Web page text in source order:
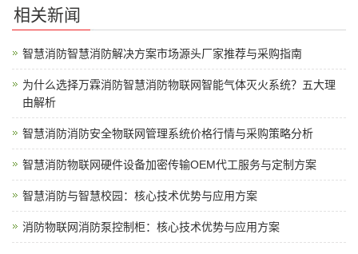
相关新闻
智慧消防智慧消防解决方案市场源头厂家推荐与采购指南
为什么选择万霖消防智慧消防物联网智能气体灭火系统？五大理
由解析
智慧消防消防安全物联网管理系统价格行情与采购策略分析
智慧消防物联网硬件设备加密传输OEM代工服务与定制方案
智慧消防与智慧校园：核心技术优势与应用方案
消防物联网消防泵控制柜：核心技术优势与应用方案